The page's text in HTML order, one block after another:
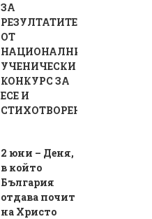
ЗА
РЕЗУЛТАТИТЕ
ОТ
НАЦИОНАЛНИЯ
УЧЕНИЧЕСКИ
КОНКУРС ЗА
ЕСЕ И
СТИХОТВОРЕНИЕ
2 юни – Деня,
в който
България
отдава почит
на Христо